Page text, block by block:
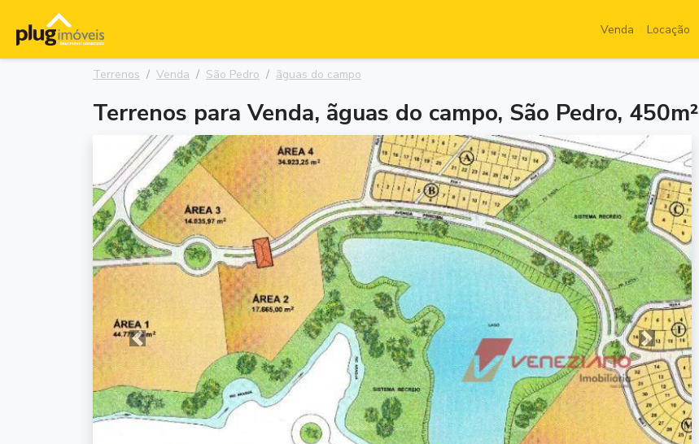
Venda Locação
Terrenos Venda São Pedro ãguas do campo
Terrenos para Venda, ãguas do campo, São Pedro, 450m²
Anterior Próxima